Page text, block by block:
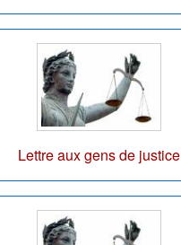
Lettre aux gens de justice